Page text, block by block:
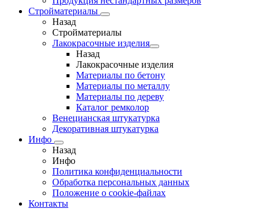
Стройматериалы
Назад
Стройматериалы
Лакокрасочные изделия
Назад
Лакокрасочные изделия
Материалы по бетону
Материалы по металлу
Материалы по дереву
Каталог ремколор
Венецианская штукатурка
Декоративная штукатурка
Инфо
Назад
Инфо
Политика конфиденциальности
Обработка персональных данных
Положение о cookie-файлах
Контакты